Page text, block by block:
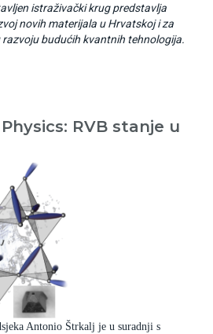
istraživački krug predstavlja
novih materijala u Hrvatskoj i za
budućih kvantnih tehnologija.
RVB stanje u
Antonio Štrkalj je u suradnji s